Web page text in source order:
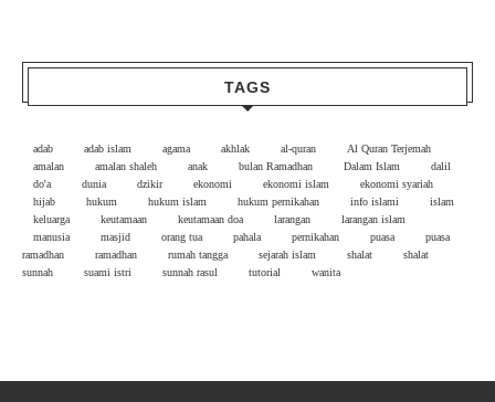
TAGS
adab adab islam agama akhlak al-quran
Al Quran Terjemah
amalan
amalan shaleh anak bulan Ramadhan Dalam Islam
dalil
do'a
dunia dzikir ekonomi ekonomi islam
ekonomi syariah
hijab
hukum hukum islam hukum pernikahan info islami
islam
keluarga
keutamaan keutamaan doa larangan
larangan islam
manusia
masjid orang tua pahala pernikahan puasa
puasa
ramadhan
ramadhan rumah tangga sejarah islam shalat
shalat
sunnah
suami istri sunnah rasul tutorial wanita